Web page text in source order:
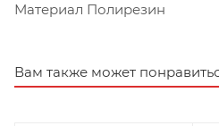
Материал Полирезин
Вам также может